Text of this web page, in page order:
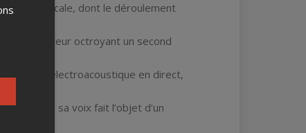
verticale, dont le déroulement
leur octroyant un second
musique électroacoustique en direct,
laquelle sa voix fait l’objet d’un